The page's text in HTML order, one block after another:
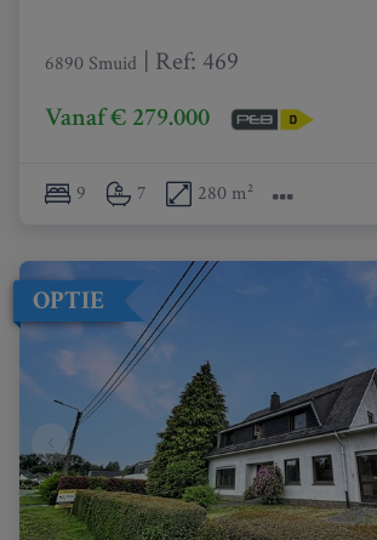
6890 Smuid | Ref: 469
Vanaf € 279.000
9 7 280 m²
OPTIE